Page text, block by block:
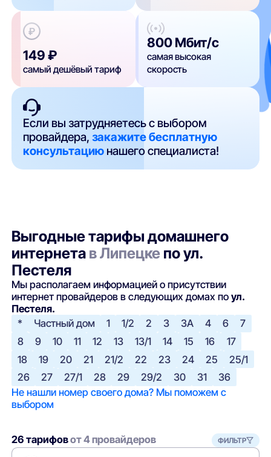
149 ₽
самый дешёвый тариф
800 Мбит/с
самая высокая
скорость
Если вы затрудняетесь с выбором
провайдера,закажите бесплатную
консультацию нашего специалиста!
Выгодные тарифы домашнего
интернета в Липецке по ул.
Пестеля
Мы располагаем информацией о присутствии
интернет провайдеров в следующих домах поул.
Пестеля.
*
Частный дом 1 1/2 2 3 3А 4 6
7
8
9 10 11 12 13 13/1 14 15 16
17
18
19 20 21 21/2 22 23 24 25
25/1
26
27 27/1 28 29 29/2 30 31
36
Не нашли номер своего дома? Мы поможем с
выбором
26 тарифовот 4 провайдеров ФИЛЬТР